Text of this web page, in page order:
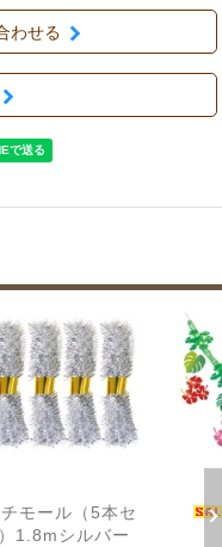
わせる
モール（5本セ
1.8mシルバー